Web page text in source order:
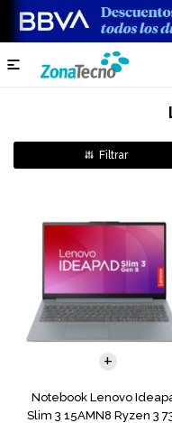

Notebook Lenovo
Slim 3 15AMN8 Ryzen 3